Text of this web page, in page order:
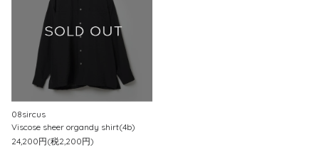
08sircus
Viscose sheer organdy shirt(4b)
24,200円(税2,200円)